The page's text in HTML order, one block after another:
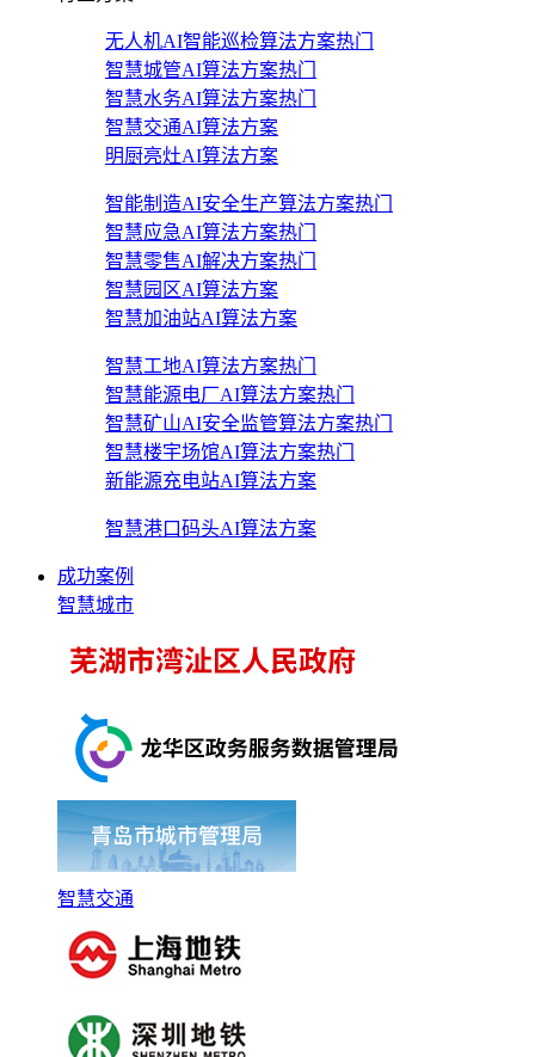
无人机AI智能巡检算法方案热门
智慧城管AI算法方案热门
智慧水务AI算法方案热门
智慧交通AI算法方案
明厨亮灶AI算法方案
智能制造AI安全生产算法方案热门
智慧应急AI算法方案热门
智慧零售AI解决方案热门
智慧园区AI算法方案
智慧加油站AI算法方案
智慧工地AI算法方案热门
智慧能源电厂AI算法方案热门
智慧矿山AI安全监管算法方案热门
智慧楼宇场馆AI算法方案热门
新能源充电站AI算法方案
智慧港口码头AI算法方案
成功案例
智慧城市
智慧交通